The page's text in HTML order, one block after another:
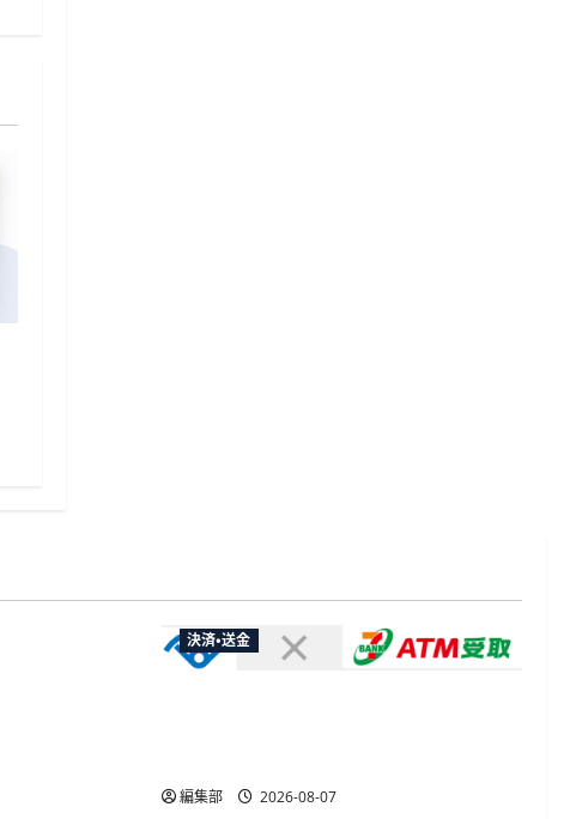
決済・送金
編集部 2026-08-07